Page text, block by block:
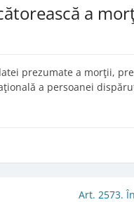
a
prezumate a morţii,
a persoanei
Art. 2573.